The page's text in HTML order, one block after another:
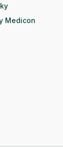
Medicon